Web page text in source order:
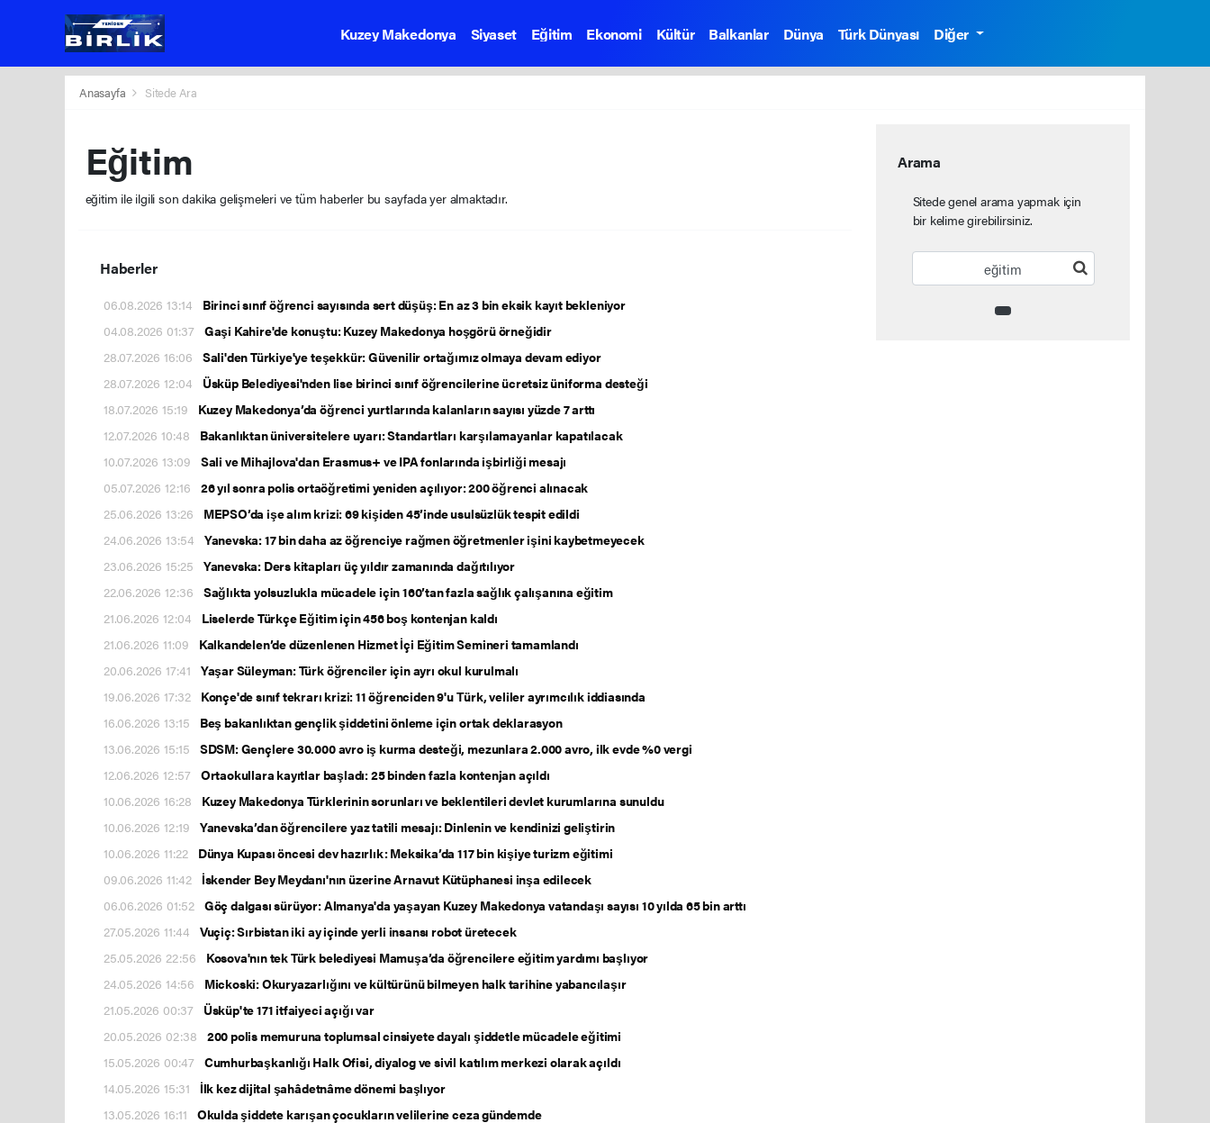
Kuzey Makedonya Siyaset Eğitim Ekonomi Kültür Balkanlar Dünya Türk Dünyası Diğer
Anasayfa Sitede Ara
Eğitim
eğitim ile ilgili son dakika gelişmeleri ve tüm haberler bu sayfada yer almaktadır.
Haberler
06.08.2026 13:14
Birinci sınıf öğrenci sayısında sert düşüş: En az 3 bin eksik kayıt bekleniyor
04.08.2026 01:37 Gaşi Kahire'de konuştu: Kuzey Makedonya hoşgörü örneğidir
28.07.2026 16:06 Sali'den Türkiye'ye teşekkür: Güvenilir ortağımız olmaya devam ediyor
28.07.2026 12:04
Üsküp Belediyesi'nden lise birinci sınıf öğrencilerine ücretsiz üniforma desteği
18.07.2026 15:19
Kuzey Makedonya’da öğrenci yurtlarında kalanların sayısı yüzde 7 arttı
12.07.2026 10:48
Bakanlıktan üniversitelere uyarı: Standartları karşılamayanlar kapatılacak
10.07.2026 13:09 Sali ve Mihajlova'dan Erasmus+ ve IPA fonlarında işbirliği mesajı
05.07.2026 12:16 26 yıl sonra polis ortaöğretimi yeniden açılıyor: 200 öğrenci alınacak
25.06.2026 13:26
MEPSO’da işe alım krizi: 69 kişiden 45’inde usulsüzlük tespit edildi
24.06.2026 13:54 Yanevska: 17 bin daha az öğrenciye rağmen öğretmenler işini kaybetmeyecek
23.06.2026 15:25 Yanevska: Ders kitapları üç yıldır zamanında dağıtılıyor
22.06.2026 12:36 Sağlıkta yolsuzlukla mücadele için 160’tan fazla sağlık çalışanına eğitim
21.06.2026 12:04
Liselerde Türkçe Eğitim için 456 boş kontenjan kaldı
21.06.2026 11:09
Kalkandelen’de düzenlenen Hizmet İçi Eğitim Semineri tamamlandı
20.06.2026 17:41 Yaşar Süleyman: Türk öğrenciler için ayrı okul kurulmalı
19.06.2026 17:32
Konçe'de sınıf tekrarı krizi: 11 öğrenciden 9'u Тürk, veliler ayrımcılık iddiasında
16.06.2026 13:15
Beş bakanlıktan gençlik şiddetini önleme için ortak deklarasyon
13.06.2026 15:15 SDSM: Gençlere 30.000 avro iş kurma desteği, mezunlara 2.000 avro, ilk evde %0 vergi
12.06.2026 12:57 Ortaokullara kayıtlar başladı: 25 binden fazla kontenjan açıldı
10.06.2026 16:28
Kuzey Makedonya Türklerinin sorunları ve beklentileri devlet kurumlarına sunuldu
10.06.2026 12:19 Yanevska’dan öğrencilere yaz tatili mesajı: Dinlenin ve kendinizi geliştirin
10.06.2026 11:22
Dünya Kupası öncesi dev hazırlık: Meksika’da 117 bin kişiye turizm eğitimi
09.06.2026 11:42
İskender Bey Meydanı'nın üzerine Arnavut Kütüphanesi inşa edilecek
06.06.2026 01:52 Göç dalgası sürüyor: Almanya'da yaşayan Kuzey Makedonya vatandaşı sayısı 10 yılda 65 bin arttı
27.05.2026 11:44 Vuçiç: Sırbistan iki ay içinde yerli insansı robot üretecek
25.05.2026 22:56
Kosova'nın tek Türk belediyesi Mamuşa’da öğrencilere eğitim yardımı başlıyor
24.05.2026 14:56
Mickoski: Okuryazarlığını ve kültürünü bilmeyen halk tarihine yabancılaşır
21.05.2026 00:37
Üsküp'te 171 itfaiyeci açığı var
20.05.2026 02:38 200 polis memuruna toplumsal cinsiyete dayalı şiddetle mücadele eğitimi
15.05.2026 00:47 Cumhurbaşkanlığı Halk Ofisi, diyalog ve sivil katılım merkezi olarak açıldı
14.05.2026 15:31
İlk kez dijital şahâdetnâme dönemi başlıyor
13.05.2026 16:11 Okulda şiddete karışan çocukların velilerine ceza gündemde
Arama
Sitede genel arama yapmak için
bir kelime girebilirsiniz.